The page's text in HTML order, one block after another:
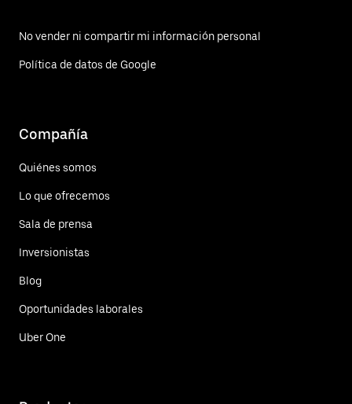
No vender ni compartir mi información personal
Política de datos de Google
Compañía
Quiénes somos
Lo que ofrecemos
Sala de prensa
Inversionistas
Blog
Oportunidades laborales
Uber One